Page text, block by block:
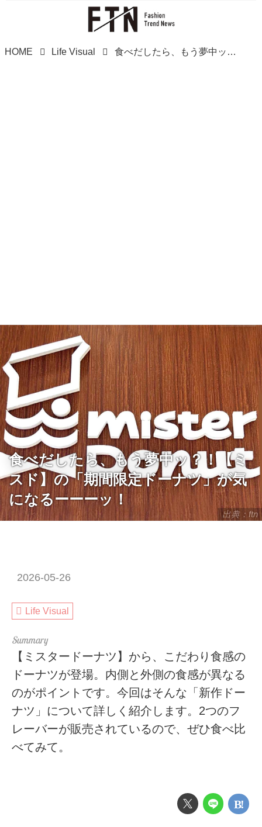
HOME Life Visual 食べだしたら、もう夢中ッ？！【ミスド】の「期間限定ドーナツ」が気になるーーーッ！
出典：ftn
食べだしたら、もう夢中ッ？！【ミ
スド】の「期間限定ドーナツ」が気
になるーーーッ！
2026-05-26
Life Visual
【ミスタードーナツ】から、こだわり食感の
ドーナツが登場。内側と外側の食感が異なる
のがポイントです。今回はそんな「新作ドー
ナツ」について詳しく紹介します。2つのフ
レーバーが販売されているので、ぜひ食べ比
べてみて。